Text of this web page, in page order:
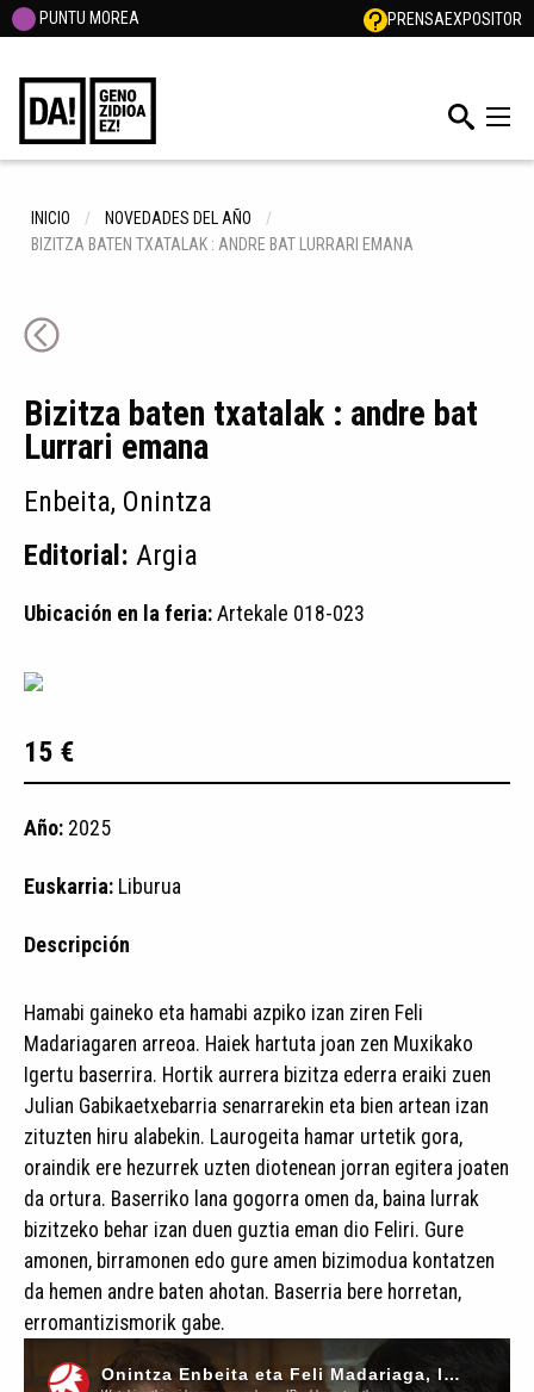
PUNTU MOREA PRENSAEXPOSITOR
INICIO
NOVEDADES DEL AÑO
BIZITZA BATEN TXATALAK : ANDRE BAT LURRARI EMANA
Bizitza baten txatalak : andre bat
Lurrari emana
Enbeita, Onintza
Editorial: Argia
Ubicación en la feria:Artekale 018-023
15 €
Año: 2025
Euskarria: Liburua
Descripción
Hamabi gaineko eta hamabi azpiko izan ziren Feli
Madariagaren arreoa. Haiek hartuta joan zen Muxikako
Igertu baserrira. Hortik aurrera bizitza ederra eraiki zuen
Julian Gabikaetxebarria senarrarekin eta bien artean izan
zituzten hiru alabekin. Laurogeita hamar urtetik gora,
oraindik ere hezurrek uzten diotenean jorran egitera joaten
da ortura. Baserriko lana gogorra omen da, baina lurrak
bizitzeko behar izan duen guztia eman dio Feliri. Gure
amonen, birramonen edo gure amen bizimodua kontatzen
da hemen andre baten ahotan. Baserria bere horretan,
erromantizismorik gabe.